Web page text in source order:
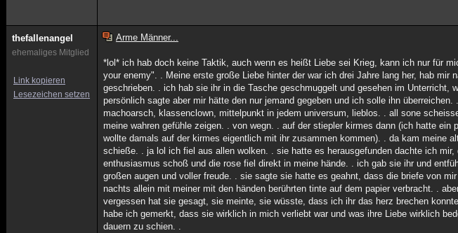
thefallenangel
ehemaliges Mitglied
Link kopieren
Lesezeichen setzen
Arme Männer...
*lol* ich hab doch keine Taktik, auch wenn es heißt Liebe sei Krieg, kann ich nur für
your enemy". . Meine erste große Liebe hinter der war ich drei Jahre lang her, hab
geschrieben. . ich hab sie ihr in die Tasche geschmuggelt und gesehen im
persönlich sagte aber mir hätte den nur jemand gegeben und ich solle ihn
machoarsch, klassenclown, mittelpunkt in jedem universum, lieblos. . all sone
meine wahren gefühle zeigen. . von wegn. . auf der stiepler kirmes dann (ich hatte ein
wollte damals auf der kirmes eigentlich mit ihr zusammen kommen). . da kam meine
schieße. . ja lol ich fiel aus allen wolken. . sie hatte es herausgefunden dachte ich
enthusiasmus schoß und die rose fiel direkt in meine hände. . ich gab sie ihr und
großen augen und voller freude. . sie sagte sie hatte es geahnt, dass die briefe von
nachts allein mit meiner mit den händen berührten tinte auf dem papier verbracht. .
vergessen hat sie gesagt, sie meinte, sie wüsste, dass ich ihr das herz brechen
habe ich gemerkt, dass sie wirklich in mich verliebt war und was ihre Liebe wirklich
dauern zu schien. .